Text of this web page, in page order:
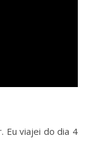
Eu viajei do dia 4